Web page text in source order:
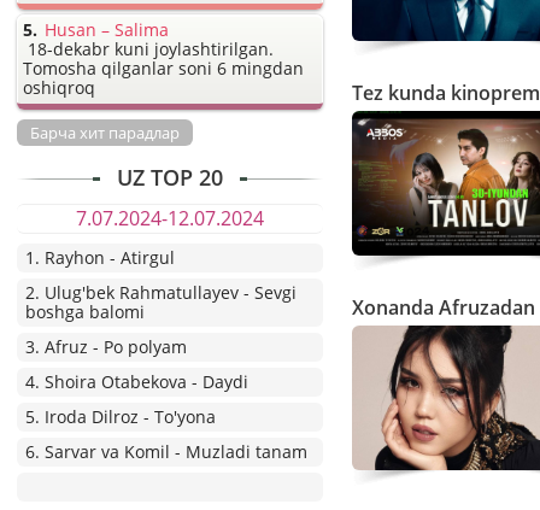
Tez kunda
Xonanda Afruzadan
Husan – Salima
18-dekabr kuni joylashtirilgan.
Tomosha qilganlar soni 6 mingdan
oshiqroq
Барча хит парадлар
UZ TOP 20
7.07.2024-12.07.2024
1. Rayhon - Atirgul
2. Ulug'bek Rahmatullayev - Sevgi
boshga balomi
3. Afruz - Po polyam
4. Shoira Otabekova - Daydi
5. Iroda Dilroz - To'yona
6. Sarvar va Komil - Muzladi tanam